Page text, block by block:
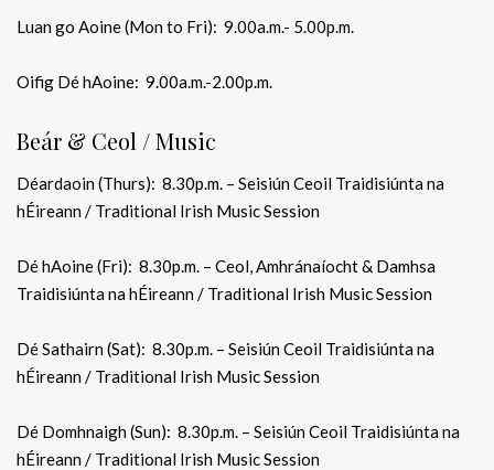
Luan go Aoine (Mon to Fri): 9.00a.m.- 5.00p.m.
Oifig Dé hAoine: 9.00a.m.-2.00p.m.
Beár & Ceol / Music
Déardaoin (Thurs): 8.30p.m. – Seisiún Ceoil Traidisiúnta na
hÉireann / Traditional Irish Music Session
Dé hAoine (Fri): 8.30p.m. – Ceol, Amhránaíocht & Damhsa
Traidisiúnta na hÉireann / Traditional Irish Music Session
Dé Sathairn (Sat): 8.30p.m. – Seisiún Ceoil Traidisiúnta na
hÉireann / Traditional Irish Music Session
Dé Domhnaigh (Sun): 8.30p.m. – Seisiún Ceoil Traidisiúnta na
hÉireann / Traditional Irish Music Session